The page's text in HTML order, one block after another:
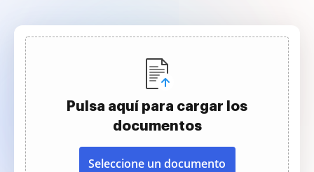
Pulsa aquí para cargar los
documentos
Seleccione un documento